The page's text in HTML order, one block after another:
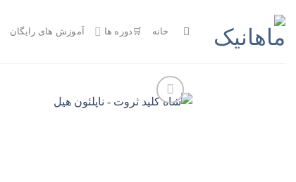
content
خانه 🛒دوره ها آموزش های رایگان